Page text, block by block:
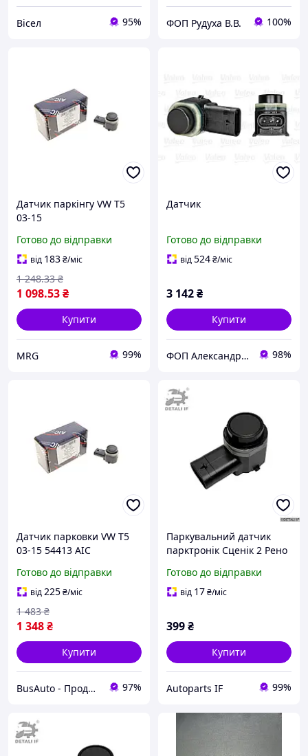
Вісел 95% ФОП Рудуха В.В. 100%
Датчик паркінгу VW T5
03-15
Готово до відправки
від 183₴/міс
1 098.53₴
1 248.33 ₴
Купити
MRG 99%
Датчик
Готово до відправки
від524₴/міс
3 142₴
Купити
ФОП Александрова Ірина Анатоліївна 98%
Датчик парковки VW T5
03-15 54413 AIC
Готово до відправки
від225₴/міс
1 348₴
1 483 ₴
Купити
BusAuto - Продаж оригінальних запчастин до мікроавтобусів та іномарок 97%
Паркувальний датчик
парктронік Сценік 2 Рено
9G9215K859DA
Готово до відправки
від 17₴/міс
399₴
Купити
Autoparts IF 99%